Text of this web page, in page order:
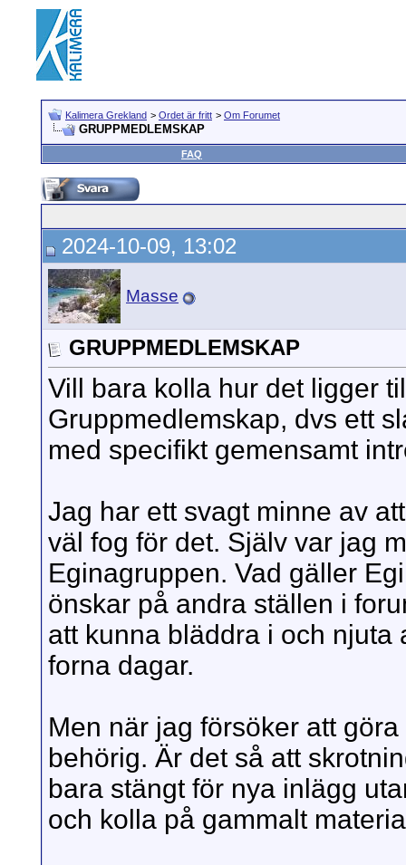
Kalimera Grekland > Ordet är fritt > Om Forumet
GRUPPMEDLEMSKAP
FAQ
2024-10-09, 13:02
Masse
GRUPPMEDLEMSKAP
Vill bara kolla hur det ligger
Gruppmedlemskap, dvs ett
med specifikt gemensamt
Jag har ett svagt minne av
väl fog för det. Själv var jag
Eginagruppen. Vad gäller
önskar på andra ställen i
att kunna bläddra i och
forna dagar.
Men när jag försöker att
behörig. Är det så att
bara stängt för nya inlägg
och kolla på gammalt